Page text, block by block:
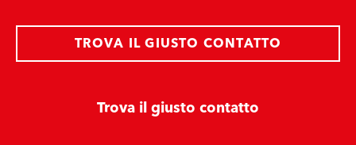
Trova il giusto contatto
TROVA IL GIUSTO CONTATTO